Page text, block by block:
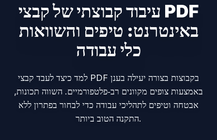
עיבוד קבוצתי של קבצי PDF
באינטרנט: טיפים והשוואות
כלי עבודה
למד כיצד לעבד קבצי PDF בקבוצות בצורה יעילה בענן
באמצעות צופים מקוונים רב‑פלטפורמיים. השווה תכונות,
אבטחה וטיפים לתהליכי עבודה כדי לבחור בפתרון ללא
התקנה הטוב ביותר.